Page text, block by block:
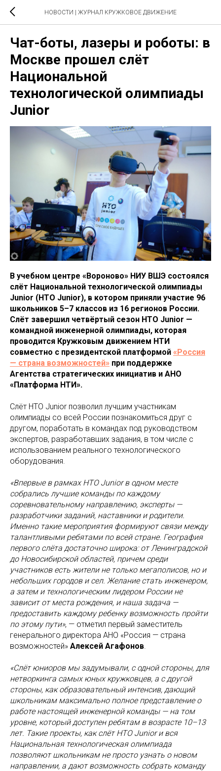
НОВОСТИ | ЖУРНАЛ КРУЖКОВОЕ ДВИЖЕНИЕ
Чат-боты, лазеры и роботы: в
Москве прошел слёт
Национальной
технологической олимпиады
Junior
В учебном центре «Вороново» НИУ ВШЭ состоялся
слёт Национальной технологической олимпиады
Junior (НТО Junior), в котором приняли участие 96
школьников 5–7 классов из 16 регионов России.
Слёт завершил четвёртый сезон НТО Junior —
командной инженерной олимпиады, которая
проводится Кружковым движением НТИ
совместно с президентской платформой «Россия
— страна возможностей» при поддержке
Агентства стратегических инициатив и АНО
«Платформа НТИ».
Слёт НТО Junior позволил лучшим участникам
олимпиады со всей России познакомиться друг с
другом, поработать в командах под руководством
экспертов, разработавших задания, в том числе с
использованием реального технологического
оборудования.
«Впервые в рамках НТО Junior в одном месте
собрались лучшие команды по каждому
соревновательному направлению, эксперты —
разработчики заданий, наставники и родители.
Именно такие мероприятия формируют связи между
талантливыми ребятами по всей стране. География
первого слёта достаточно широка: от Ленинградской
до Новосибирской областей, причем среди
участников есть жители не только мегаполисов, но и
небольших городов и сел. Желание стать инженером,
а затем и технологическим лидером России не
зависит от места рождения, и наша задача —
предоставить каждому ребенку возможность пройти
по этому пути», — отметил первый заместитель
генерального директора АНО «Россия — страна
возможностей» Алексей Агафонов
«Слёт юниоров мы задумывали, с одной стороны, для
нетворкинга самых юных кружковцев, а с другой
стороны, как образовательный интенсив, дающий
школьникам максимально полное представление о
работе настоящей инженерной команды — на том
уровне, который доступен ребятам в возрасте 10–13
лет. Такие проекты, как слёт НТО Junior и вся
Национальная технологическая олимпиада
позволяют школьникам не просто узнать о новом
направлении, а дают возможность собрать команду